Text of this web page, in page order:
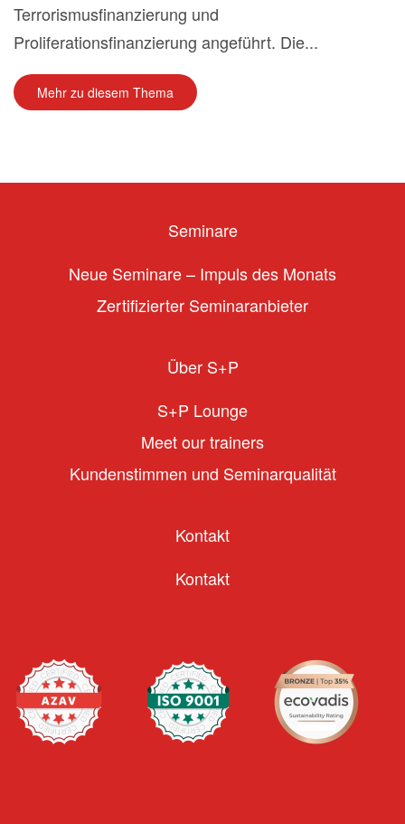
Terrorismusfinanzierung und
Proliferationsfinanzierung angeführt. Die...
Mehr zu diesem Thema
Seminare
Neue Seminare – Impuls des Monats
Zertifizierter Seminaranbieter
Über S+P
S+P Lounge
Meet our trainers
Kundenstimmen und Seminarqualität
Kontakt
Kontakt